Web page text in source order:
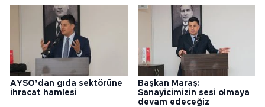
AYSO’dan gıda sektörüne
ihracat hamlesi
Başkan Maraş:
Sanayicimizin sesi olmaya
devam edeceğiz